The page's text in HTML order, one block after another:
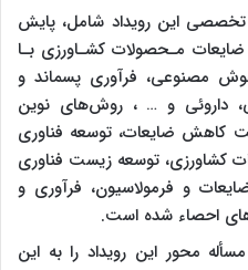
این رویداد شامل، پایش
مـحصولات کشـاورزی بـا
مصنوعی، فرآوری پسماند و
داروئی و … ، روش‌های نوین
کاهش ضایعات، توسعه فناوری
کشاورزی، توسعه زیست فناوری
و فرمولاسیون، فرآوری و
احصاء شده است.
محور این رویداد را به این